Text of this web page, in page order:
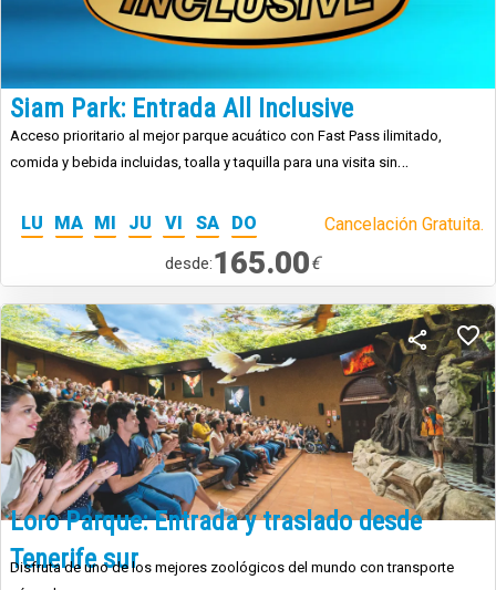
Siam Park: Entrada All Inclusive
Acceso prioritario al mejor parque acuático con Fast Pass ilimitado,
comida y bebida incluidas, toalla y taquilla para una visita sin
LU MA MI JU VI SA DO Cancelación Gratuita.
desde:165.00€
Loro Parque: Entrada y traslado desde
Tenerife sur
Disfruta de uno de los mejores zoológicos del mundo con transporte